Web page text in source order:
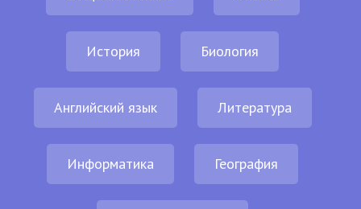
История Биология
Английский язык Литература
Информатика География